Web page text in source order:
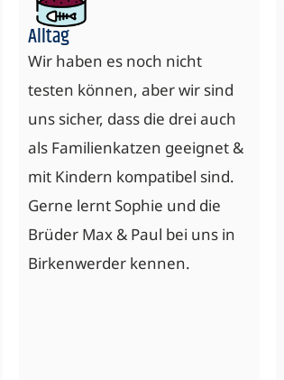
Alltag
Wir haben es noch nicht
testen können, aber wir sind
uns sicher, dass die drei auch
als Familienkatzen geeignet &
mit Kindern kompatibel sind.
Gerne lernt Sophie und die
Brüder Max & Paul bei uns in
Birkenwerder kennen.